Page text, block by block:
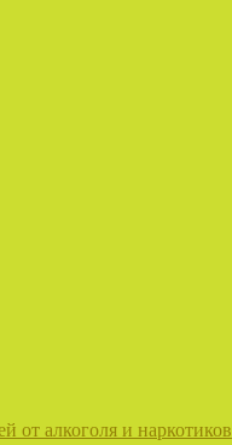
от алкоголя и наркотиков